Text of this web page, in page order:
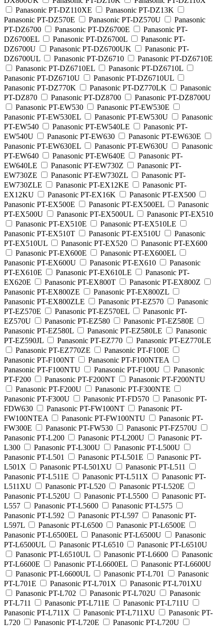
Panasonic PT-DZ110XE
Panasonic PT-DZ13K
Panasonic PT-DZ570E
Panasonic PT-DZ570U
Panasonic
PT-DZ6700
Panasonic PT-DZ6700E
Panasonic PT-
DZ6700EL
Panasonic PT-DZ6700L
Panasonic PT-
DZ6700U
Panasonic PT-DZ6700UK
Panasonic PT-
DZ6700UL
Panasonic PT-DZ6710
Panasonic PT-DZ6710E
Panasonic PT-DZ6710EL
Panasonic PT-DZ6710L
Panasonic PT-DZ6710U
Panasonic PT-DZ6710UL
Panasonic PT-DZ770K
Panasonic PT-DZ770LK
Panasonic
PT-DZ870
Panasonic PT-DZ8700
Panasonic PT-DZ8700U
Panasonic PT-EW530
Panasonic PT-EW530E
Panasonic PT-EW530EL
Panasonic PT-EW530U
Panasonic
PT-EW540
Panasonic PT-EW540LE
Panasonic PT-
EW540U
Panasonic PT-EW630
Panasonic PT-EW630E
Panasonic PT-EW630EL
Panasonic PT-EW630U
Panasonic
PT-EW640
Panasonic PT-EW640E
Panasonic PT-
EW640LE
Panasonic PT-EW730Z
Panasonic PT-
EW730ZE
Panasonic PT-EW730ZL
Panasonic PT-
EW730ZLE
Panasonic PT-EX12KE
Panasonic PT-
EX12KU
Panasonic PT-EX16K
Panasonic PT-EX500
Panasonic PT-EX500E
Panasonic PT-EX500EL
Panasonic
PT-EX500U
Panasonic PT-EX500UL
Panasonic PT-EX510
Panasonic PT-EX510E
Panasonic PT-EX510LE
Panasonic PT-EX510T
Panasonic PT-EX510U
Panasonic
PT-EX510UL
Panasonic PT-EX520
Panasonic PT-EX600
Panasonic PT-EX600E
Panasonic PT-EX600EL
Panasonic PT-EX600U
Panasonic PT-EX610
Panasonic
PT-EX610E
Panasonic PT-EX610LE
Panasonic PT-
EX620E
Panasonic PT-EX800T
Panasonic PT-EX800Z
Panasonic PT-EX800ZE
Panasonic PT-EX800ZL
Panasonic PT-EX800ZLE
Panasonic PT-EZ570
Panasonic
PT-EZ570E
Panasonic PT-EZ570EL
Panasonic PT-
EZ570U
Panasonic PT-EZ580
Panasonic PT-EZ580E
Panasonic PT-EZ580L
Panasonic PT-EZ580LE
Panasonic
PT-EZ590JL
Panasonic PT-EZ770
Panasonic PT-EZ770LE
Panasonic PT-EZ770ZE
Panasonic PT-F100E
Panasonic PT-F100NT
Panasonic PT-F100NTEA
Panasonic PT-F100NTU
Panasonic PT-F100U
Panasonic
PT-F200
Panasonic PT-F200NT
Panasonic PT-F200NTU
Panasonic PT-F200U
Panasonic PT-F300NTE
Panasonic PT-F300U
Panasonic PT-FD570
Panasonic PT-
FDW630
Panasonic PT-FW100NT
Panasonic PT-
FW100NTEA
Panasonic PT-FW100NTU
Panasonic PT-
FW300E
Panasonic PT-FW530
Panasonic PT-FZ570U
Panasonic PT-L200
Panasonic PT-L200U
Panasonic PT-
L300
Panasonic PT-L300U
Panasonic PT-L500U
Panasonic PT-L501
Panasonic PT-L501E
Panasonic PT-
L501X
Panasonic PT-L501XU
Panasonic PT-L511
Panasonic PT-L511E
Panasonic PT-L511X
Panasonic PT-
L511XU
Panasonic PT-L520
Panasonic PT-L520E
Panasonic PT-L520U
Panasonic PT-L5500
Panasonic PT-
L557
Panasonic PT-L5600
Panasonic PT-L575
Panasonic PT-L592
Panasonic PT-L597
Panasonic PT-
L597L
Panasonic PT-L6500
Panasonic PT-L6500E
Panasonic PT-L6500EL
Panasonic PT-L6500U
Panasonic
PT-L6500UL
Panasonic PT-L6510
Panasonic PT-L6510U
Panasonic PT-L6510UL
Panasonic PT-L6600
Panasonic
PT-L6600E
Panasonic PT-L6600EL
Panasonic PT-L6600U
Panasonic PT-L6600UL
Panasonic PT-L701
Panasonic
PT-L701E
Panasonic PT-L701X
Panasonic PT-L701XU
Panasonic PT-L702
Panasonic PT-L702U
Panasonic
PT-L711
Panasonic PT-L711E
Panasonic PT-L711U
Panasonic PT-L711X
Panasonic PT-L711XU
Panasonic PT-
L720
Panasonic PT-L720E
Panasonic PT-L720U